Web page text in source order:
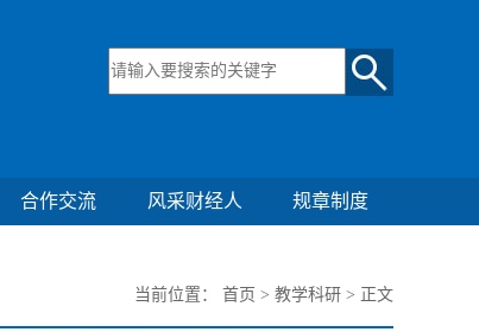
合作交流 风采财经人 规章制度
当前位置： 首页 > 教学科研 > 正文